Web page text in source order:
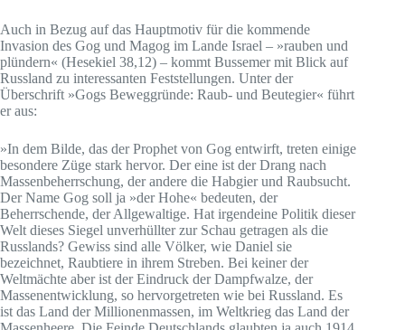
Auch in Bezug auf das Hauptmotiv für die kommende
Invasion des Gog und Magog im Lande Israel – »rauben und
plündern« (Hesekiel 38,12) – kommt Bussemer mit Blick auf
Russland zu interessanten Feststellungen. Unter der
Überschrift »Gogs Beweggründe: Raub- und Beutegier« führt
er aus:
»In dem Bilde, das der Prophet von Gog entwirft, treten einige
besondere Züge stark hervor. Der eine ist der Drang nach
Massenbeherrschung, der andere die Habgier und Raubsucht.
Der Name Gog soll ja »der Hohe« bedeuten, der
Beherrschende, der Allgewaltige. Hat irgendeine Politik dieser
Welt dieses Siegel unverhüllter zur Schau getragen als die
Russlands? Gewiss sind alle Völker, wie Daniel sie
bezeichnet, Raubtiere in ihrem Streben. Bei keiner der
Weltmächte aber ist der Eindruck der Dampfwalze, der
Massenentwicklung, so hervorgetreten wie bei Russland. Es
ist das Land der Millionenmassen, im Weltkrieg das Land der